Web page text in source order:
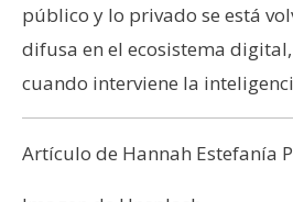
público y lo privado se está
difusa en el ecosistema
cuando interviene la
Artículo de Hannah Estefanía